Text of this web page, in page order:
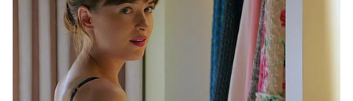
Theo dõi báo trên
Cơ quan chủ quản:
Đài Truyền hình Việt Nam
Cơ quan báo chí:
Thời báo VTV